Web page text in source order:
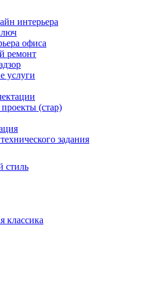
интерьера
офиса
ремонт
услуги
(стар)
задания
стиль
классика